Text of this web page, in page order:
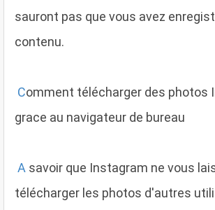
sauront pas que vous avez
contenu.
Comment télécharger des photos
grace au navigateur de bureau
A savoir que Instagram ne vous
télécharger les photos d'autres